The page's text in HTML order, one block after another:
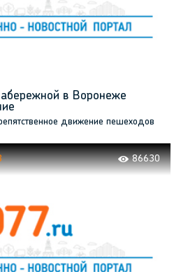
в Воронеже
движение пешеходов
86630